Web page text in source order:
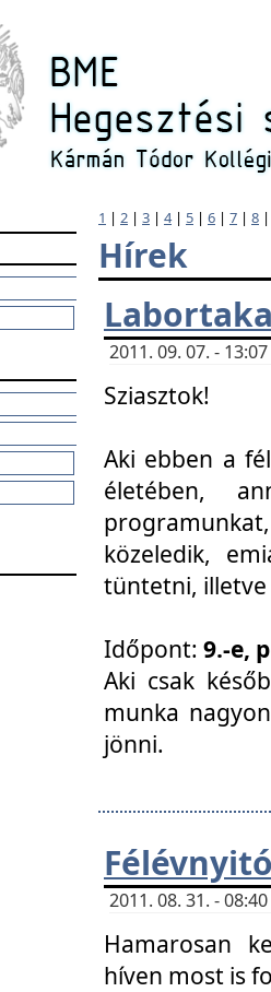
1 | 2 | 3 | 4| 5 | 6 | 7 | 8
Hírek
2011. 09. 07. -
Sziasztok!
Aki ebben a
életében,
közeledik,
tüntetni, illetve
Időpont: 9.-e,
Aki csak
munka
jönni.
2011. 08. 31. -
Hamarosan
híven most is